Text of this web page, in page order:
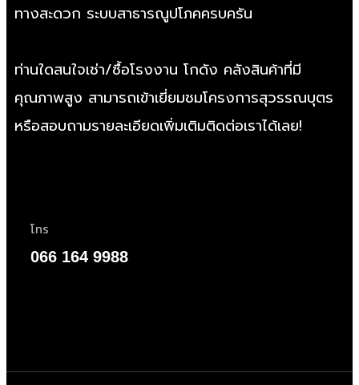
ทางสะดวก ระบบสาธารณูปโภคครบครัน
ท่านใดสนใจเช่า/ซื้อโรงงาน โกดัง คลังสินค้าที่มี
คุณภาพสูง สามารถเข้าเยี่ยมชมโครงการสุวรรณบุตร
หรือสอบถามรายละเอียดเพิ่มเติมติดต่อเราได้เลย!
โทร
066 164 9988